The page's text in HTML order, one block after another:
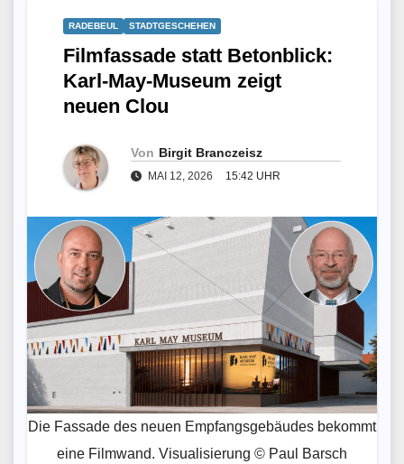
RADEBEUL STADTGESCHEHEN
Filmfassade statt Betonblick:
Karl-May-Museum zeigt
neuen Clou
Von Birgit Branczeisz
MAI 12, 2026 15:42 UHR
Die Fassade des neuen Empfangsgebäudes bekommt
eine Filmwand. Visualisierung © Paul Barsch